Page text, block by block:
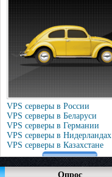
VPS серверы в России
VPS серверы в Беларуси
VPS серверы в Германии
VPS серверы в Нидерландах
VPS серверы в Казахстане
Опрос